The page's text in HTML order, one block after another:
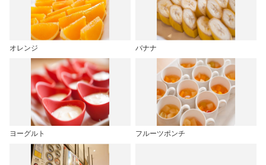
オレンジ バナナ
ヨーグルト フルーツポンチ